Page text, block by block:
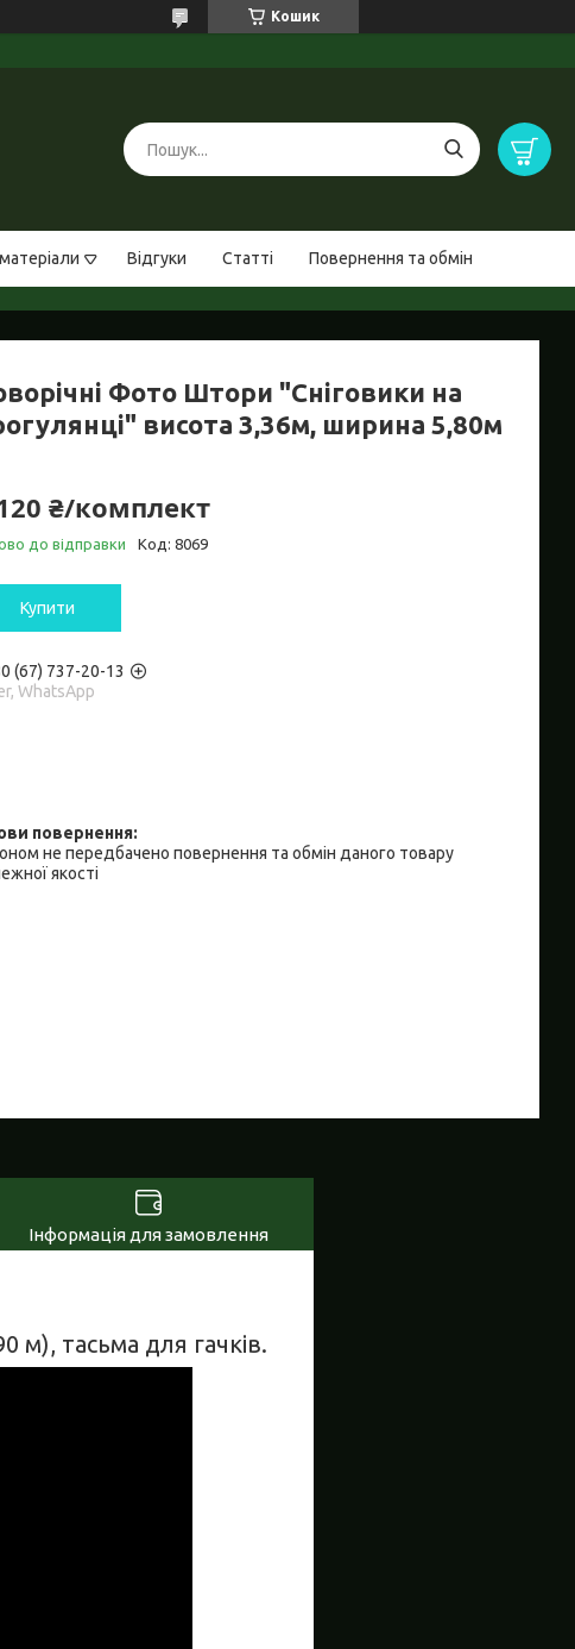
Кошик
Відгуки Статті Повернення та обмін
Фото Штори "Сніговики на
висота 3,36м, ширина 5,80м
₴/комплект
до відправки Код: 8069
Купити
(67) 737-20-13
WhatsApp
не передбачено повернення та обмін даного товару
якості
Інформація для замовлення
тасьма для гачків.